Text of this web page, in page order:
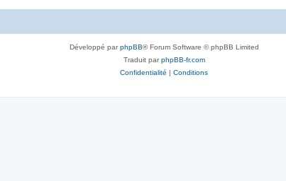
Développé parphpBB® Forum Software © phpBB Limited
Traduit parphpBB-fr.com
Confidentialité | Conditions